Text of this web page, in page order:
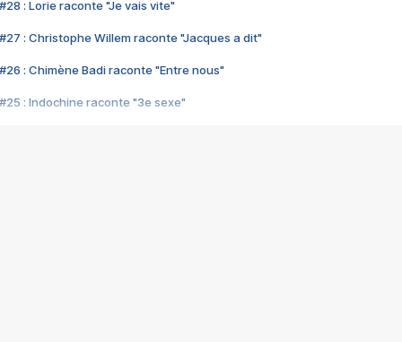
#28 : Lorie raconte "Je vais vite"
#27 : Christophe Willem raconte "Jacques a dit"
#26 : Chimène Badi raconte "Entre nous"
#25 : Indochine raconte "3e sexe"